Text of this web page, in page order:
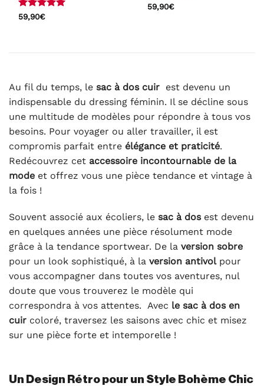
Note5
59,90€
Note4.82
59,90€
Au fil du temps, le sac à dos cuir est devenu un
indispensable du dressing féminin. Il se décline sous
une multitude de modèles pour répondre à tous vos
besoins. Pour voyager ou aller travailler, il est
compromis parfait entre élégance et praticité.
Redécouvrez cet accessoire incontournable de la
mode et offrez vous une pièce tendance et vintage à
la fois !
Souvent associé aux écoliers, le sac à dosest devenu
en quelques années une pièce résolument mode
grâce à la tendance sportwear. De la version sobre
pour un look sophistiqué, à la version antivolpour
vous accompagner dans toutes vos aventures, nul
doute que vous trouverez le modèle qui
correspondra à vos attentes. Avec le sac à dos en
cuir coloré, traversez les saisons avec chic et misez
sur une pièce forte et intemporelle !
Un Design Rétro pour un Style Bohème Chic